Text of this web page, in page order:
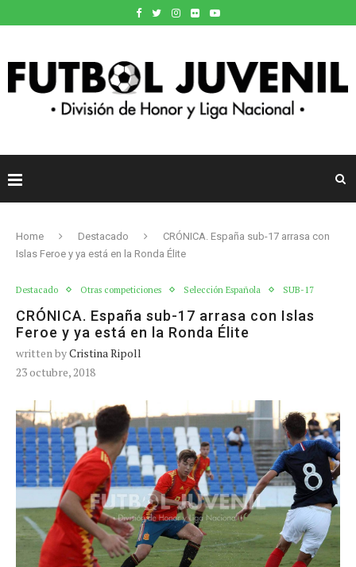
Home Destacado
CRÓNICA. España sub-17 arrasa con
Islas Feroe y ya está en la Ronda Élite
Destacado Otras competiciones Selección Española SUB-17
CRÓNICA. España sub-17 arrasa con Islas
Feroe y ya está en la Ronda Élite
written byCristina Ripoll
23 octubre, 2018